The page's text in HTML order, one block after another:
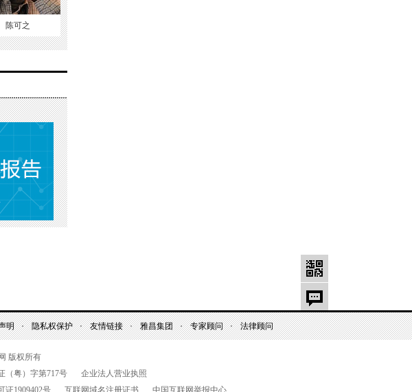
陈可之
明 隐私权保护 友情链接 雅昌集团 专家顾问 法律顾问
版权所有
（粤）字第717号
企业法人营业执照
证1909402号 互联网域名注册证书 中国互联网举报中心